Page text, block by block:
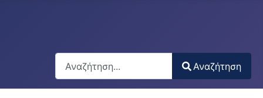
Αναζήτηση
Type 2 or more characters for results.
Αναζήτηση